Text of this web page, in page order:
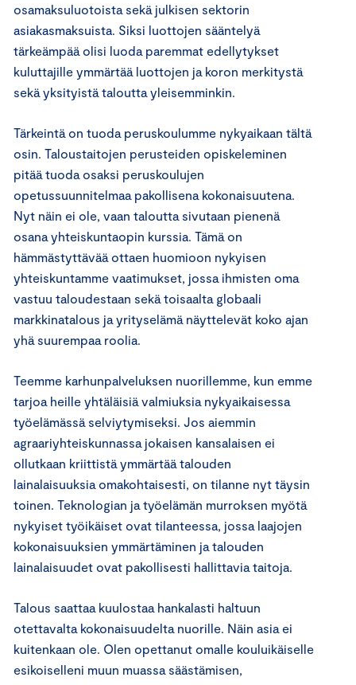
osamaksuluotoista sekä julkisen sektorin
asiakasmaksuista. Siksi luottojen sääntelyä
tärkeämpää olisi luoda paremmat edellytykset
kuluttajille ymmärtää luottojen ja koron merkitystä
sekä yksityistä taloutta yleisemminkin.
Tärkeintä on tuoda peruskoulumme nykyaikaan tältä
osin. Taloustaitojen perusteiden opiskeleminen
pitää tuoda osaksi peruskoulujen
opetussuunnitelmaa pakollisena kokonaisuutena.
Nyt näin ei ole, vaan taloutta sivutaan pienenä
osana yhteiskuntaopin kurssia. Tämä on
hämmästyttävää ottaen huomioon nykyisen
yhteiskuntamme vaatimukset, jossa ihmisten oma
vastuu taloudestaan sekä toisaalta globaali
markkinatalous ja yrityselämä näyttelevät koko ajan
yhä suurempaa roolia.
Teemme karhunpalveluksen nuorillemme, kun emme
tarjoa heille yhtäläisiä valmiuksia nykyaikaisessa
työelämässä selviytymiseksi. Jos aiemmin
agraariyhteiskunnassa jokaisen kansalaisen ei
ollutkaan kriittistä ymmärtää talouden
lainalaisuuksia omakohtaisesti, on tilanne nyt täysin
toinen. Teknologian ja työelämän murroksen myötä
nykyiset työikäiset ovat tilanteessa, jossa laajojen
kokonaisuuksien ymmärtäminen ja talouden
lainalaisuudet ovat pakollisesti hallittavia taitoja.
Talous saattaa kuulostaa hankalasti haltuun
otettavalta kokonaisuudelta nuorille. Näin asia ei
kuitenkaan ole. Olen opettanut omalle kouluikäiselle
esikoiselleni muun muassa säästämisen,